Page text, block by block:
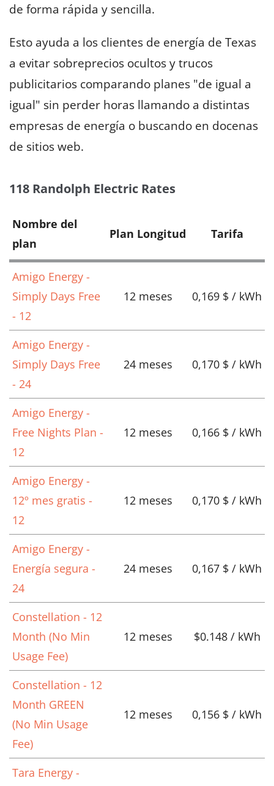
de forma rápida y sencilla.
Esto ayuda a los clientes de energía de Texas
a evitar sobreprecios ocultos y trucos
publicitarios comparando planes "de igual a
igual" sin perder horas llamando a distintas
empresas de energía o buscando en docenas
de sitios web.
118 Randolph Electric Rates
Nombre del
plan
Plan Longitud Tarifa
Amigo Energy -
Simply Days Free
- 12
12 meses 0,169 $ / kWh
Amigo Energy -
Simply Days Free
- 24
24 meses 0,170 $ / kWh
Amigo Energy -
Free Nights Plan -
12
12 meses 0,166 $ / kWh
Amigo Energy -
12º mes gratis -
12
12 meses 0,170 $ / kWh
Amigo Energy -
Energía segura -
24
24 meses 0,167 $ / kWh
Constellation - 12
Month (No Min
Usage Fee)
12 meses $0.148 / kWh
Constellation - 12
Month GREEN
(No Min Usage
Fee)
12 meses 0,156 $ / kWh
Tara Energy -